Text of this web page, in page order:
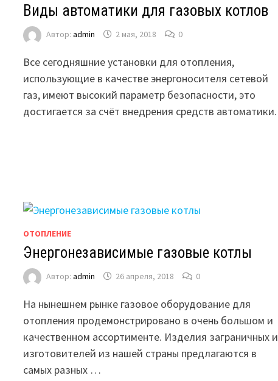
Виды автоматики для газовых котлов
Автор:admin 2 мая, 2018 0
Все сегодняшние установки для отопления,
использующие в качестве энергоносителя сетевой
газ, имеют высокий параметр безопасности, это
достигается за счёт внедрения средств автоматики.
ОТОПЛЕНИЕ
Энергонезависимые газовые котлы
Автор:admin 26 апреля, 2018 0
На нынешнем рынке газовое оборудование для
отопления продемонстрировано в очень большом и
качественном ассортименте. Изделия заграничных и
изготовителей из нашей страны предлагаются в
самых разных …